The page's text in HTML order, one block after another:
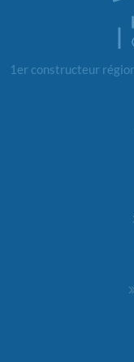
1er constructeur